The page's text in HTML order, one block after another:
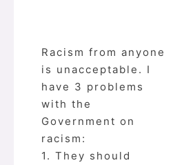
Racism from anyone
is unacceptable. I
have 3 problems
with the
Government on
racism:
1. They should